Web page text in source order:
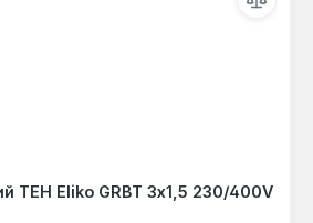
ТЕН Eliko GRBT 3x1,5 230/400V